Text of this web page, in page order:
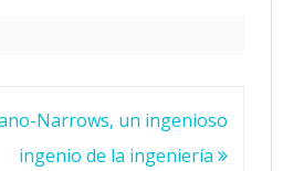
Narrows, un ingenioso
ingenio de la ingeniería